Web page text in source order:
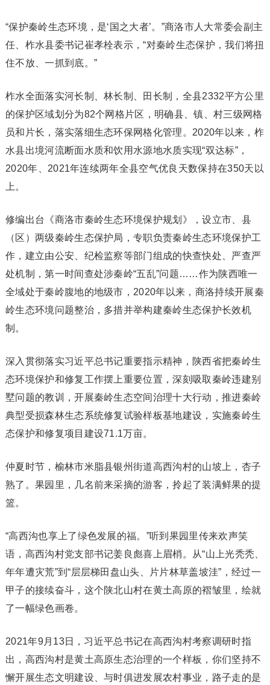
“保护秦岭生态环境，是‘国之大者’。”商洛市人大常委会副主
任、柞水县委书记崔孝栓表示，“对秦岭生态保护，我们将扭
住不放、一抓到底。”
柞水全面落实河长制、林长制、田长制，全县2332平方公里
的保护区域划分为82个网格片区，明确县、镇、村三级网格
员和片长，落实落细生态环保网格化管理。2020年以来，柞
水县出境河流断面水质和饮用水源地水质实现“双达标”，
2020年、2021年连续两年全县空气优良天数保持在350天以
上。
修编出台《商洛市秦岭生态环境保护规划》，设立市、县
（区）两级秦岭生态保护局，专职负责秦岭生态环境保护工
作，建立由公安、纪检监察等部门组成的快查快处、严查严
处机制，第一时间查处涉秦岭“五乱”问题……作为陕西唯一
全域处于秦岭腹地的地级市，2020年以来，商洛持续开展秦
岭生态环境问题整治，多措并举构建秦岭生态保护长效机
制。
深入贯彻落实习近平总书记重要指示精神，陕西省把秦岭生
态环境保护和修复工作摆上重要位置，深刻吸取秦岭违建别
墅问题的教训，开展秦岭生态空间治理十大行动，推进秦岭
典型受损森林生态系统修复试验样板基地建设，实施秦岭生
态保护和修复项目建设71.1万亩。
仲夏时节，榆林市米脂县银州街道高西沟村的山坡上，杏子
熟了。果园里，几名前来采摘的游客，拎起了装满鲜果的提
篮。
“高西沟也享上了绿色发展的福。”听到果园里传来欢声笑
语，高西沟村党支部书记姜良彪喜上眉梢。从“山上光秃秃、
年年遭灾荒”到“层层梯田盘山头、片片林草盖坡洼”，经过一
甲子的接续奋斗，这个陕北山村在黄土高原的褶皱里，绘就
了一幅绿色画卷。
2021年9月13日，习近平总书记在高西沟村考察调研时指
出，高西沟村是黄土高原生态治理的一个样板，你们坚持不
懈开展生态文明建设、与时俱进发展农村事业，路子走的是